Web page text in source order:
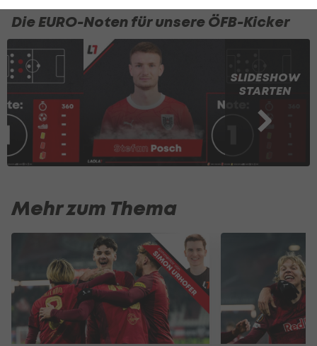
Die EURO-Noten für unsere ÖFB-Kicker
SLIDESHOW
STARTEN
Mehr zum Thema